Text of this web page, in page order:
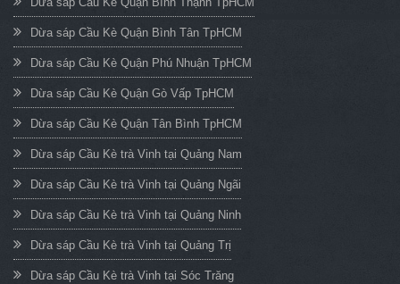
Dừa sáp Cầu Kè Quận Bình Tân TpHCM
Dừa sáp Cầu Kè Quận Phú Nhuận TpHCM
Dừa sáp Cầu Kè Quận Gò Vấp TpHCM
Dừa sáp Cầu Kè Quận Tân Bình TpHCM
Dừa sáp Cầu Kè trà Vinh tại Quảng Nam
Dừa sáp Cầu Kè trà Vinh tại Quảng Ngãi
Dừa sáp Cầu Kè trà Vinh tại Quảng Ninh
Dừa sáp Cầu Kè trà Vinh tại Quảng Trị
Dừa sáp Cầu Kè trà Vinh tại Sóc Trăng